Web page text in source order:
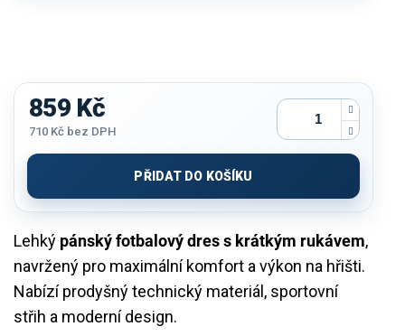
Lehký pánský fotbalový dres s krátkým rukávem,
navržený pro maximální komfort a výkon na hřišti.
Nabízí prodyšný technický materiál, sportovní
střih a moderní design.
859 Kč
710 Kč bez DPH
cena:
PŘIDAT DO KOŠÍKU